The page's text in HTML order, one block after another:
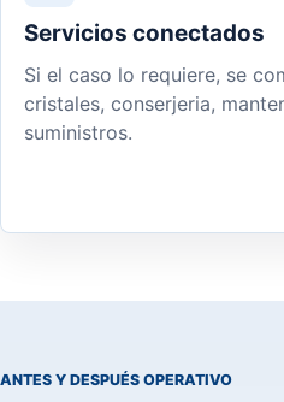
Servicios conectados
Si el caso lo requiere, se
cristales, conserjeria,
suministros.
ANTES Y DESPUÉS OPERATIVO